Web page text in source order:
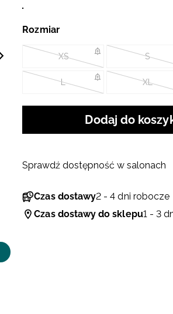
Rozmiar
XS S
L XL
Dodaj do
Czas dostawy2 - 4 dni robocze
Czas dostawy do sklepu1 - 3
Sprawdź dostępność w salonach